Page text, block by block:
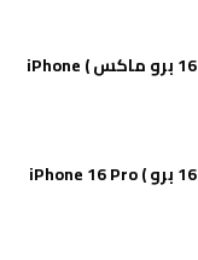
مواصفات وسعر ( ايفون 16 برو ماكس ) iPhone